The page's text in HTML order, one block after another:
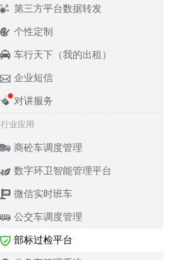
第三方平台数据转发
个性定制
车行天下（我的出租）
企业短信
对讲服务
行业应用
商砼车调度管理
数字环卫智能管理平台
微信实时班车
公交车调度管理
部标过检平台